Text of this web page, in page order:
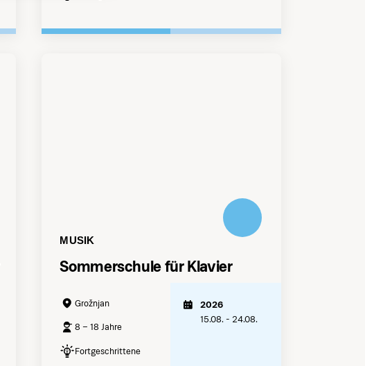
MUSIK
Sommerschule für Klavier
Grožnjan
8 – 18 Jahre
Fortgeschrittene
2026
15.08. - 24.08.